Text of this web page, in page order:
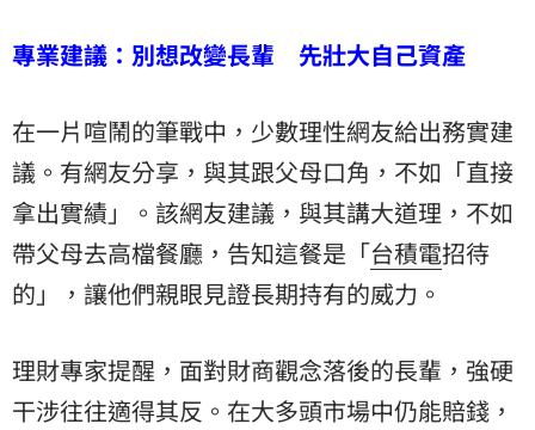
專業建議：別想改變長輩 先壯大自己資產
在一片喧鬧的筆戰中，少數理性網友給出務實建
議。有網友分享，與其跟父母口角，不如「直接
拿出實績」。該網友建議，與其講大道理，不如
帶父母去高檔餐廳，告知這餐是「台積電招待
的」，讓他們親眼見證長期持有的威力。
理財專家提醒，面對財商觀念落後的長輩，強硬
干涉往往適得其反。在大多頭市場中仍能賠錢，